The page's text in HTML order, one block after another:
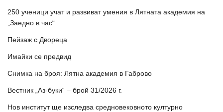
250 ученици учат и развиват умения в Лятната академия на
„Заедно в час“
Пейзаж с Двореца
Имайки се предвид
Снимка на броя: Лятна академия в Габрово
Вестник „Аз-буки“ – брой 31/2026 г.
Нов институт ще изследва средновековното културно